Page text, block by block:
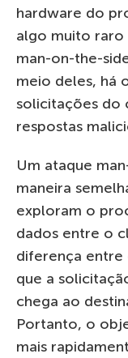
hardware do
algo muito raro
man-on-the-
meio deles, há
solicitações do
respostas
Um ataque
maneira
exploram o
dados entre o
diferença entre
que a
chega ao
Portanto, o
mais